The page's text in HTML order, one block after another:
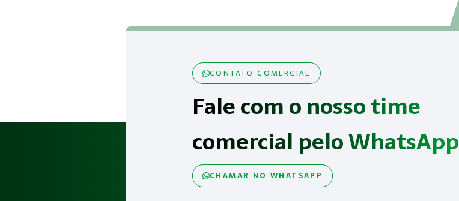
CONTATO COMERCIAL
Fale com o nosso time
comercial pelo WhatsApp
CHAMAR NO WHATSAPP